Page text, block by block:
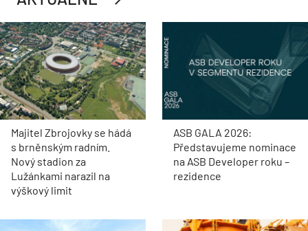
Majitel Zbrojovky se hádá
s brněnským radním.
Nový stadion za
Lužánkami narazil na
výškový limit
ASB GALA 2026:
Představujeme nominace
na ASB Developer roku –
rezidence